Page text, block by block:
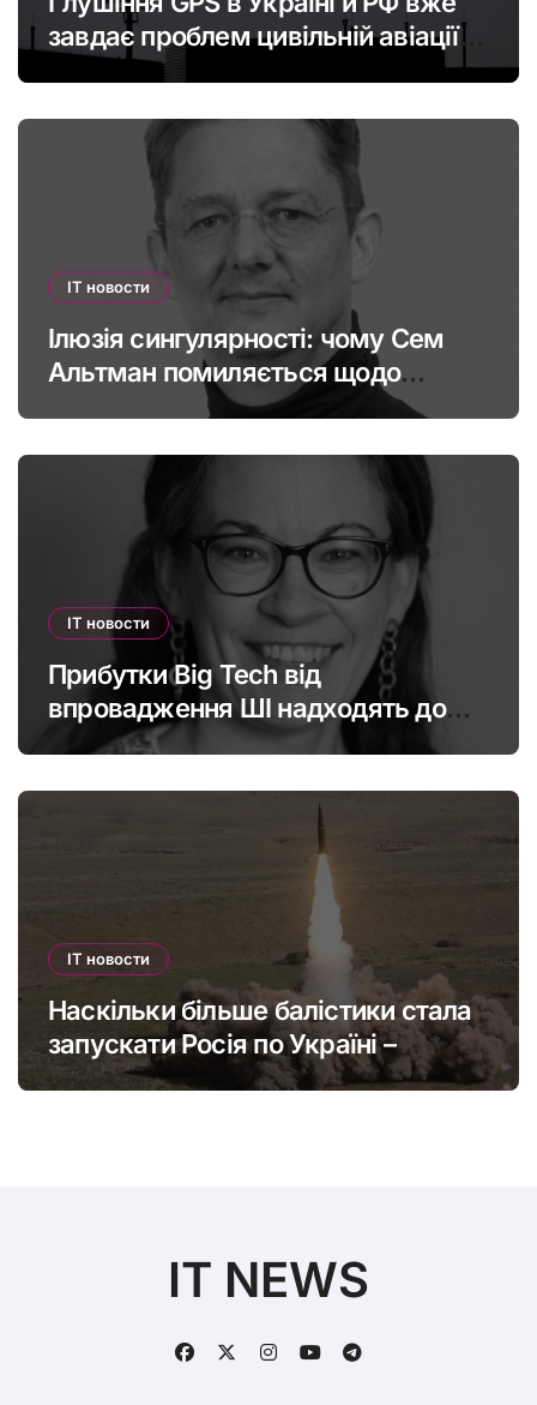
завдає проблем цивільній авіації в
Європі: наскільки це небезпечно
IT новости
Ілюзія сингулярності: чому Сем
Альтман помиляється щодо
штучного інтелекту
IT новости
Прибутки Big Tech від
впровадження ШІ надходять до
офшорів: як змінити глобальну
IT новости
Наскільки більше балістики стала
запускати Росія по Україні –
інфографіка
IT NEWS